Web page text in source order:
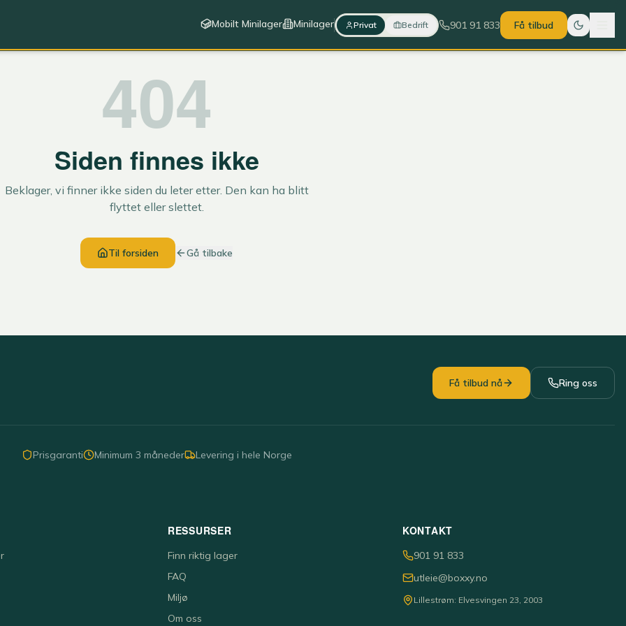
Mobilt Minilager Minilager Privat Bedrift 901 91 833 Få tilbud
404
Siden finnes ikke
Beklager, vi finner ikke siden du leter etter. Den kan ha blitt
flyttet eller slettet.
Til forsiden Gå tilbake
Få tilbud nå Ring oss
Prisgaranti Minimum 3 måneder Levering i hele Norge
RESSURSER
Finn riktig lager
FAQ
Miljø
Om oss
KONTAKT
901 91 833
utleie@boxxy.no
Lillestrøm: Elvesvingen 23, 2003